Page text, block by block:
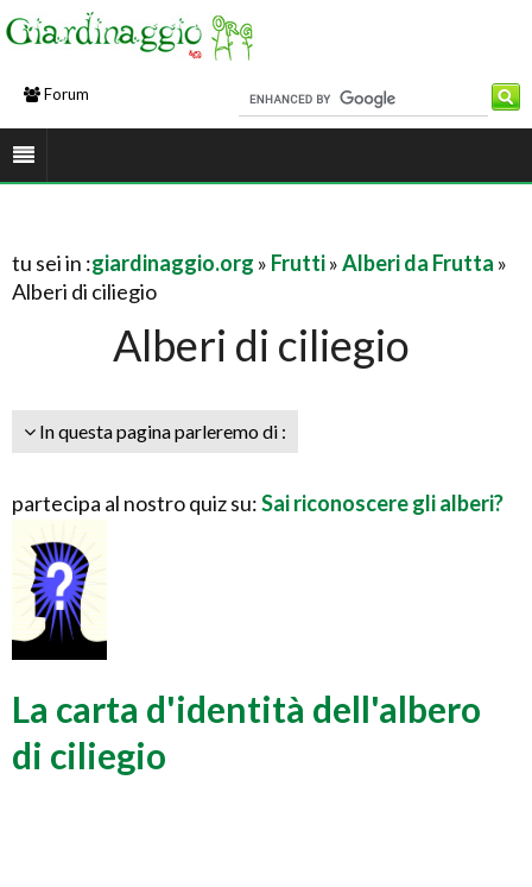
Forum
tu sei in :giardinaggio.org » Frutti»Alberi da Frutta »
Alberi di ciliegio
Alberi di ciliegio
In questa pagina parleremo di :
partecipa al nostro quiz su:Sai riconoscere gli alberi?
La carta d'identità dell'albero
di ciliegio